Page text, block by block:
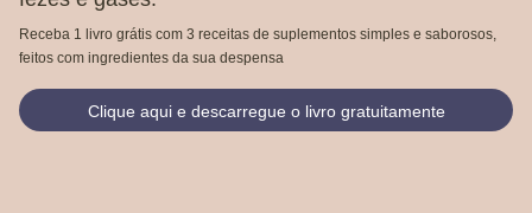
Receba 1 livro grátis com 3 receitas de suplementos simples e saborosos,
feitos com ingredientes da sua despensa
Clique aqui e descarregue o livro gratuitamente